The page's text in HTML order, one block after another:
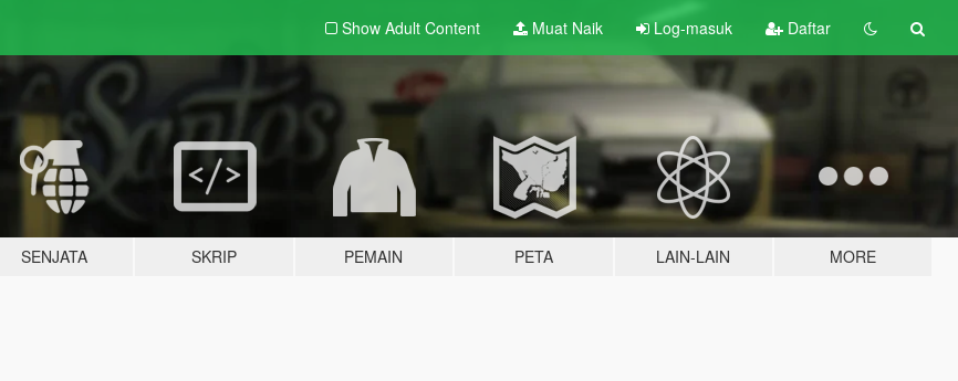
Show Adult Content Muat Naik Log-masuk Daftar
SENJATA SKRIP PEMAIN PETA LAIN-LAIN MORE